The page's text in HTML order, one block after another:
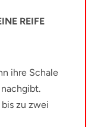
REIFE
ihre Schale
zu zwei